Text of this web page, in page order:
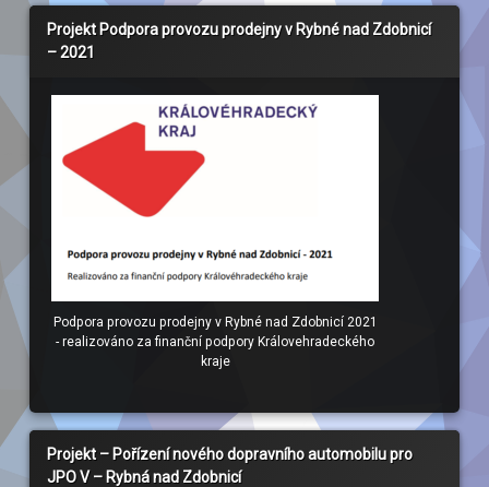
Projekt Podpora provozu prodejny v Rybné nad Zdobnicí
– 2021
Podpora provozu prodejny v Rybné nad Zdobnicí 2021
- realizováno za finanční podpory Královehradeckého
kraje
Projekt – Pořízení nového dopravního automobilu pro
JPO V – Rybná nad Zdobnicí